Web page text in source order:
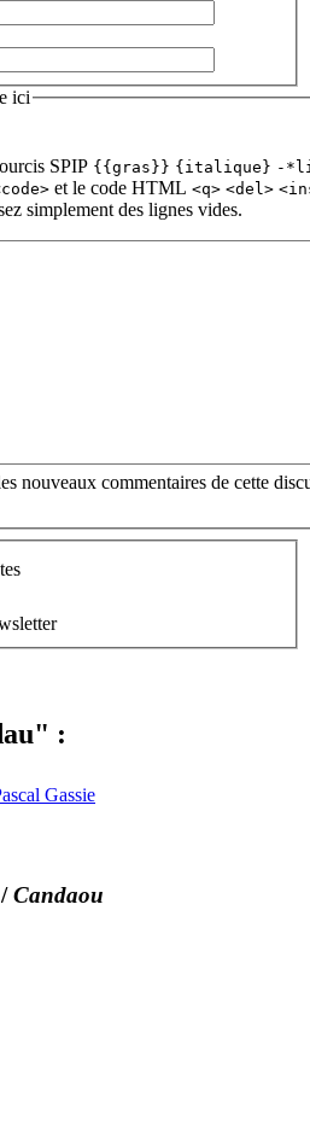
ici
SPIP {{gras}} {italique} -
et le code HTML <q> <del>
simplement des lignes vides.
nouveaux commentaires de cette
:
Gassie
/Candaou